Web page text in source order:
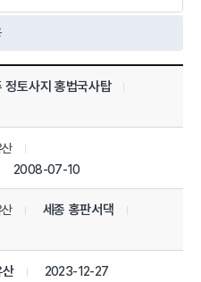
정토사지 홍법국사탑
2008-07-10
세종 홍판서댁
산 2023-12-27